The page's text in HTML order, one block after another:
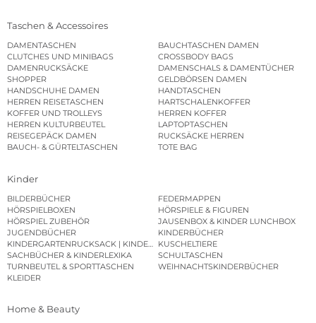
Taschen & Accessoires
DAMENTASCHEN
BAUCHTASCHEN DAMEN
CLUTCHES UND MINIBAGS
CROSSBODY BAGS
DAMENRUCKSÄCKE
DAMENSCHALS & DAMENTÜCHER
SHOPPER
GELDBÖRSEN DAMEN
HANDSCHUHE DAMEN
HANDTASCHEN
HERREN REISETASCHEN
HARTSCHALENKOFFER
KOFFER UND TROLLEYS
HERREN KOFFER
HERREN KULTURBEUTEL
LAPTOPTASCHEN
REISEGEPÄCK DAMEN
RUCKSÄCKE HERREN
BAUCH- & GÜRTELTASCHEN
TOTE BAG
Kinder
BILDERBÜCHER
FEDERMAPPEN
HÖRSPIELBOXEN
HÖRSPIELE & FIGUREN
HÖRSPIEL ZUBEHÖR
JAUSENBOX & KINDER LUNCHBOX
JUGENDBÜCHER
KINDERBÜCHER
KINDERGARTENRUCKSACK | KINDERGARTENBEUTEL
KUSCHELTIERE
SACHBÜCHER & KINDERLEXIKA
SCHULTASCHEN
TURNBEUTEL & SPORTTASCHEN
WEIHNACHTSKINDERBÜCHER
KLEIDER
Home & Beauty